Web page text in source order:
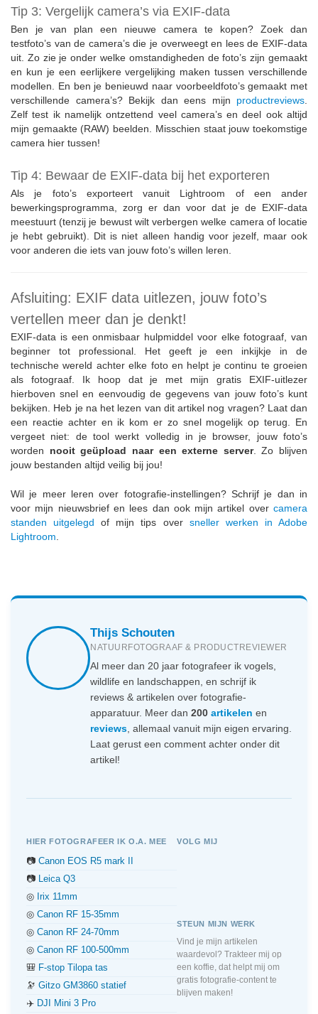
Tip 3: Vergelijk camera’s via EXIF-data
Ben je van plan een nieuwe camera te kopen? Zoek dan
testfoto’s van de camera’s die je overweegt en lees de EXIF-data
uit. Zo zie je onder welke omstandigheden de foto’s zijn gemaakt
en kun je een eerlijkere vergelijking maken tussen verschillende
modellen. En ben je benieuwd naar voorbeeldfoto’s gemaakt met
verschillende camera’s? Bekijk dan eens mijn productreviews
Zelf test ik namelijk ontzettend veel camera’s en deel ook altijd
mijn gemaakte (RAW) beelden. Misschien staat jouw toekomstige
camera hier tussen!
Tip 4: Bewaar de EXIF-data bij het exporteren
Als je foto’s exporteert vanuit Lightroom of een ander
bewerkingsprogramma, zorg er dan voor dat je de EXIF-data
meestuurt (tenzij je bewust wilt verbergen welke camera of locatie
je hebt gebruikt). Dit is niet alleen handig voor jezelf, maar ook
voor anderen die iets van jouw foto’s willen leren.
Afsluiting: EXIF data uitlezen, jouw foto’s
vertellen meer dan je denkt!
EXIF-data is een onmisbaar hulpmiddel voor elke fotograaf, van
beginner tot professional. Het geeft je een inkijkje in de
technische wereld achter elke foto en helpt je continu te groeien
als fotograaf. Ik hoop dat je met mijn gratis EXIF-uitlezer
hierboven snel en eenvoudig de gegevens van jouw foto’s kunt
bekijken. Heb je na het lezen van dit artikel nog vragen? Laat dan
een reactie achter en ik kom er zo snel mogelijk op terug. En
vergeet niet: de tool werkt volledig in je browser, jouw foto’s
worden nooit geüpload naar een externe server. Zo blijven
jouw bestanden altijd veilig bij jou!
Wil je meer leren over fotografie-instellingen? Schrijf je dan in
voor mijn nieuwsbrief en lees dan ook mijn artikel over camera
standen uitgelegd of mijn tips over sneller werken in Adobe
Lightroom
Thijs Schouten
NATUURFOTOGRAAF & PRODUCTREVIEWER
Al meer dan 20 jaar fotografeer ik vogels,
wildlife en landschappen, en schrijf ik
reviews & artikelen over fotografie-
apparatuur. Meer dan 200 artikelen en
reviews , allemaal vanuit mijn eigen ervaring.
Laat gerust een comment achter onder dit
artikel!
HIER FOTOGRAFEER IK O.A. MEE
📷 Canon EOS R5 mark II
📷 Leica Q3
◎ Irix 11mm
◎ Canon RF 15-35mm
◎ Canon RF 24-70mm
◎ Canon RF 100-500mm
🎒 F-stop Tilopa tas
🔭 Gitzo GM3860 statief
✈️ DJI Mini 3 Pro
VOLG MIJ
STEUN MIJN WERK
Vind je mijn artikelen
waardevol? Trakteer mij op
een koffie, dat helpt mij om
gratis fotografie-content te
blijven maken!